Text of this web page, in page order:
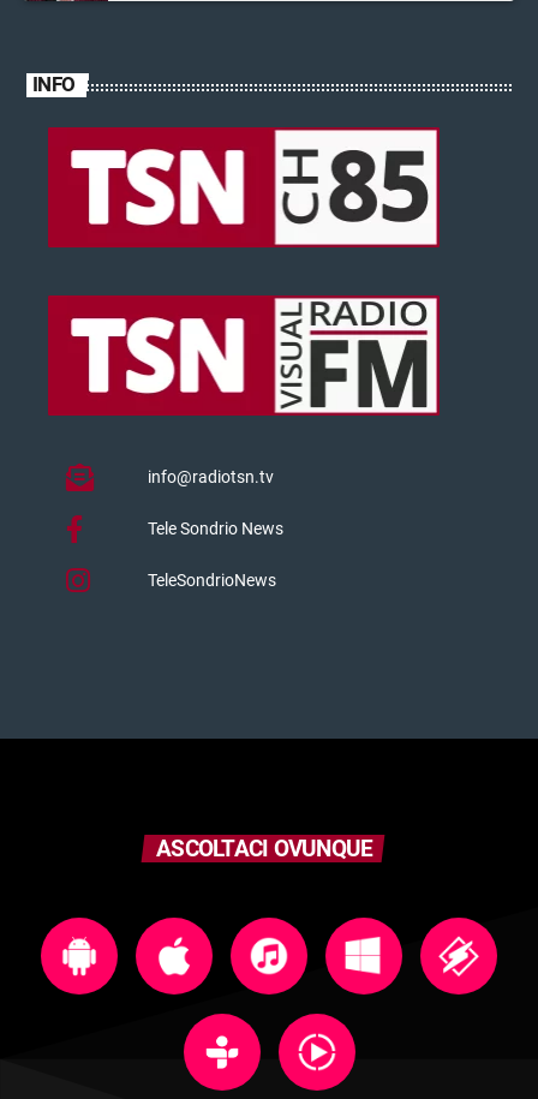
INFO
info@radiotsn.tv
Tele Sondrio News
TeleSondrioNews
ASCOLTACI OVUNQUE